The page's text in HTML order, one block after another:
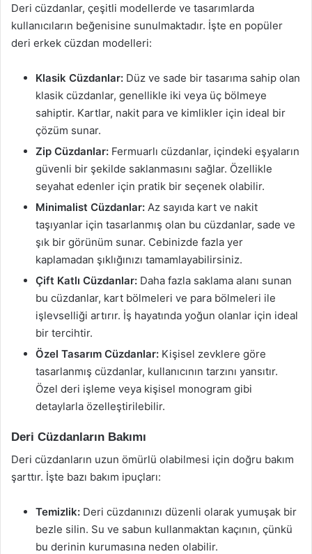
Deri cüzdanlar, çeşitli modellerde ve tasarımlarda
kullanıcıların beğenisine sunulmaktadır. İşte en popüler
deri erkek cüzdan modelleri:
Klasik Cüzdanlar: Düz ve sade bir tasarıma sahip olan
klasik cüzdanlar, genellikle iki veya üç bölmeye
sahiptir. Kartlar, nakit para ve kimlikler için ideal bir
çözüm sunar.
Zip Cüzdanlar: Fermuarlı cüzdanlar, içindeki eşyaların
güvenli bir şekilde saklanmasını sağlar. Özellikle
seyahat edenler için pratik bir seçenek olabilir.
Minimalist Cüzdanlar: Az sayıda kart ve nakit
taşıyanlar için tasarlanmış olan bu cüzdanlar, sade ve
şık bir görünüm sunar. Cebinizde fazla yer
kaplamadan şıklığınızı tamamlayabilirsiniz.
Çift Katlı Cüzdanlar: Daha fazla saklama alanı sunan
bu cüzdanlar, kart bölmeleri ve para bölmeleri ile
işlevselliği artırır. İş hayatında yoğun olanlar için ideal
bir tercihtir.
Özel Tasarım Cüzdanlar: Kişisel zevklere göre
tasarlanmış cüzdanlar, kullanıcının tarzını yansıtır.
Özel deri işleme veya kişisel monogram gibi
detaylarla özelleştirilebilir.
Deri Cüzdanların Bakımı
Deri cüzdanların uzun ömürlü olabilmesi için doğru bakım
şarttır. İşte bazı bakım ipuçları:
Temizlik: Deri cüzdanınızı düzenli olarak yumuşak bir
bezle silin. Su ve sabun kullanmaktan kaçının, çünkü
bu derinin kurumasına neden olabilir.